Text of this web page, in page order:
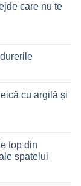
care nu te
cu argilă și
top din
spatelui